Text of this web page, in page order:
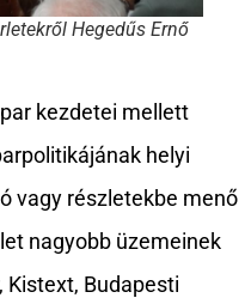
Hegedűs Ernő
kezdetei mellett
helyi
vagy részletekbe menő
nagyobb üzemeinek
Kistext, Budapesti